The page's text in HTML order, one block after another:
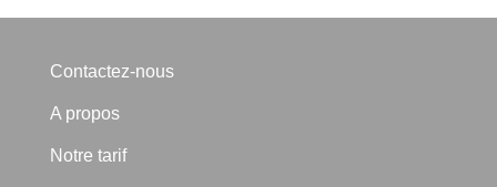
Contactez-nous
A propos
Notre tarif